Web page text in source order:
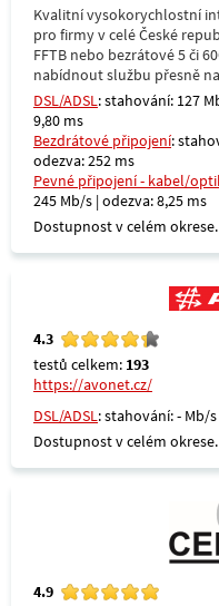
Kvalitní vysokorychlostní
pro firmy v celé České
FFTB nebo bezrátové 5 či
nabídnout službu přesně
DSL/ADSL: stahování: 127
9,80 ms
Bezdrátové připojení:
odezva: 252 ms
Pevné připojení - kabel/
245 Mb/s | odezva: 8,25 ms
Dostupnost v celém okrese.
4.3
testů celkem: 193
https://avonet.cz/
DSL/ADSL: stahování: - Mb/
Dostupnost v celém okrese.
4.9